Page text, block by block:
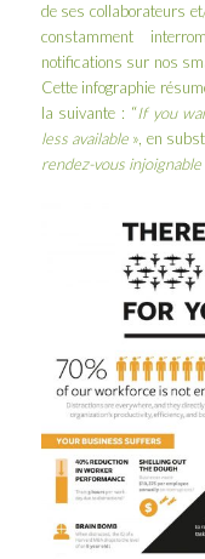
de ses collaborateurs
constamment
notifications sur nos
Cette infographie
la suivante : “If you
less available », en
rendez-vous injoignable